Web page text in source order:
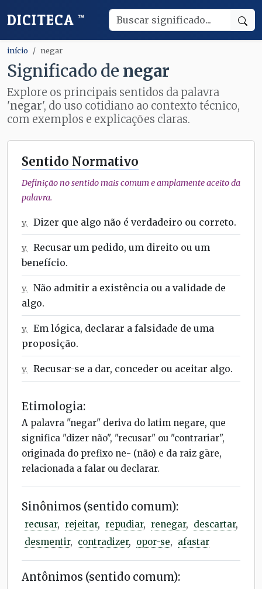
DICITECA ™
início negar
Significado de negar
Explore os principais sentidos da palavra
'negar', do uso cotidiano ao contexto técnico,
com exemplos e explicações claras.
Sentido Normativo
Definição no sentido mais comum e amplamente aceito da
palavra.
v. Dizer que algo não é verdadeiro ou correto.
v.
Recusar um pedido, um direito ou um
benefício.
v.
Não admitir a existência ou a validade de
algo.
v.
Em lógica, declarar a falsidade de uma
proposição.
v. Recusar-se a dar, conceder ou aceitar algo.
Etimologia:
A palavra "negar" deriva do latim negare, que
significa "dizer não", "recusar" ou "contrariar",
originada do prefixo ne- (não) e da raiz gāre,
relacionada a falar ou declarar.
Sinônimos (sentido comum):
recusar, rejeitar, repudiar, renegar, descartar,
desmentir, contradizer, opor-se, afastar
Antônimos (sentido comum):